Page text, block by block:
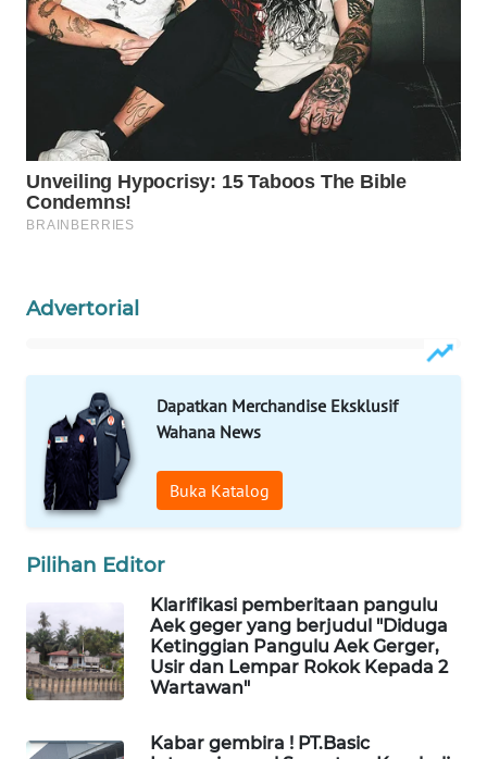
Advertorial
Dapatkan Merchandise Eksklusif
Wahana News
Buka Katalog
Pilihan Editor
Klarifikasi pemberitaan pangulu
Aek geger yang berjudul "Diduga
Ketinggian Pangulu Aek Gerger,
Usir dan Lempar Rokok Kepada 2
Wartawan"
Kabar gembira ! PT.Basic
Wahana
Network
MASYARAKAT
KELISTRIKAN
MARTABAT
NET
PLN
WATCH
MKLI
LPKKI
LKKI
KOPEKLIN